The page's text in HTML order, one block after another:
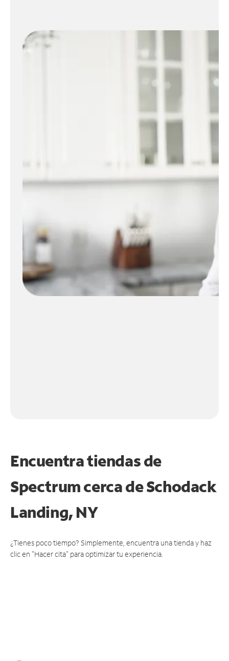
Encuentra tiendas de
Spectrum cerca deSchodack
Landing, NY
¿Tienes poco tiempo? Simplemente, encuentra una tienda y haz
clic en "Hacer cita" para optimizar tu experiencia.